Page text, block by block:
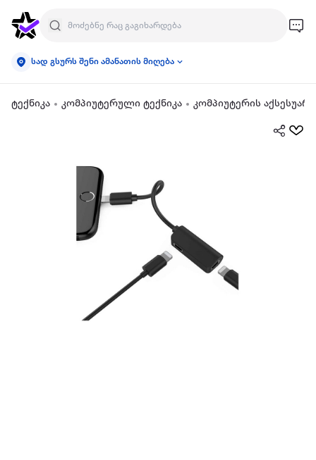
სად გსურს შენი ამანათის მიღება
ტექნიკა კომპიუტერული ტექნიკა კომპიუტერის